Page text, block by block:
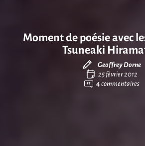
Moment de poésie avec
Tsuneaki
Geoffrey Dorne
25 février 2012
4commentaires